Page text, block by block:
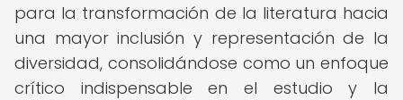
para la transformación de la literatura hacia
una mayor inclusión y representación de la
diversidad, consolidándose como un enfoque
crítico indispensable en el estudio y la